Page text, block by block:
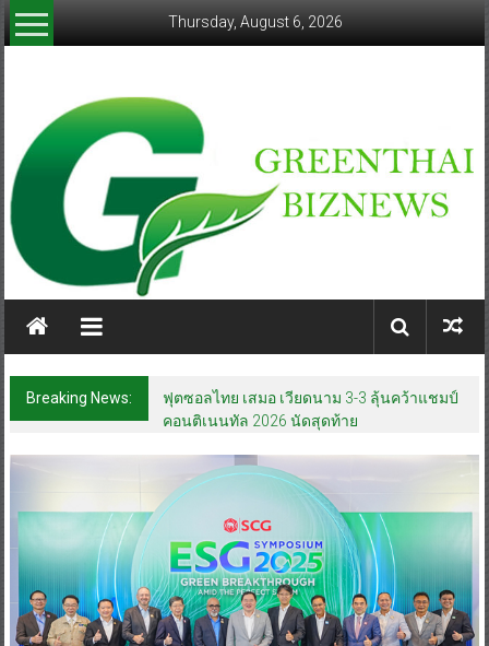
Skip
to
Thursday, August 6, 2026
greenthaibiznews.com
Breaking News:
ฟุตซอลไทย เสมอ เวียดนาม 3-3 ลุ้นคว้าแชมป์
คอนติเนนทัล 2026 นัดสุดท้าย